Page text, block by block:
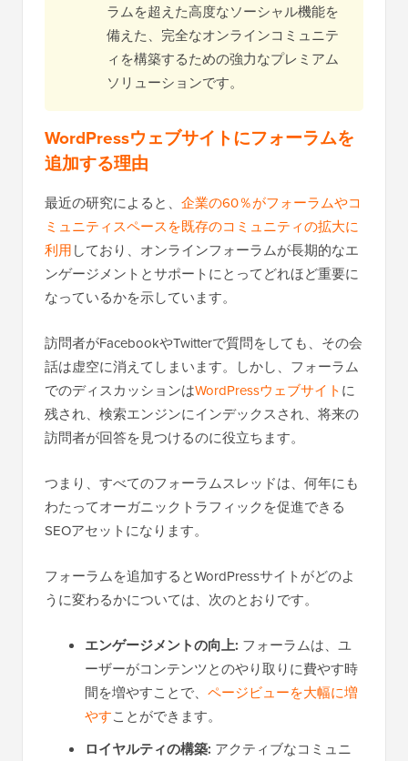
ラムを超えた高度なソーシャル機能を
備えた、完全なオンラインコミュニテ
ィを構築するための強力なプレミアム
ソリューションです。
WordPressウェブサイトにフォーラムを
追加する理由
最近の研究によると、 企業の60％がフォーラムやコ
ミュニティスペースを既存のコミュニティの拡大に
利用しており、オンラインフォーラムが長期的なエ
ンゲージメントとサポートにとってどれほど重要に
なっているかを示しています。
訪問者がFacebookやTwitterで質問をしても、その会
話は虚空に消えてしまいます。しかし、フォーラム
でのディスカッションはWordPressウェブサイトに
残され、検索エンジンにインデックスされ、将来の
訪問者が回答を見つけるのに役立ちます。
つまり、すべてのフォーラムスレッドは、何年にも
わたってオーガニックトラフィックを促進できる
SEOアセットになります。
フォーラムを追加するとWordPressサイトがどのよ
うに変わるかについては、次のとおりです。
エンゲージメントの向上: フォーラムは、ユ
ーザーがコンテンツとのやり取りに費やす時
間を増やすことで、 ページビューを大幅に増
やすことができます。
ロイヤルティの構築: アクティブなコミュニ